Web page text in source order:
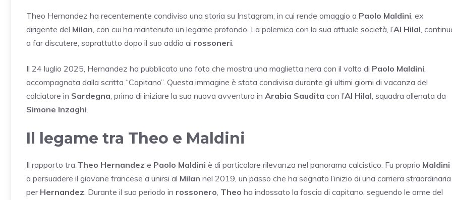
Theo Hernandez ha recentemente condiviso una storia su Instagram, in cui rende omaggio a Paolo Maldini, ex
dirigente del Milan, con cui ha mantenuto un legame profondo. La polemica con la sua attuale società, l’Al Hilal,
a far discutere, soprattutto dopo il suo addio ai rossoneri.
Il 24 luglio 2025, Hernandez ha pubblicato una foto che mostra una maglietta nera con il volto di Paolo Maldini,
accompagnata dalla scritta “Capitano”. Questa immagine è stata condivisa durante gli ultimi giorni di vacanza del
calciatore in Sardegna, prima di iniziare la sua nuova avventura in Arabia Saudita con l’Al Hilal, squadra allenata da
Simone Inzaghi.
Il legame tra Theo e Maldini
Il rapporto tra Theo Hernandez e Paolo Maldini è di particolare rilevanza nel panorama calcistico. Fu proprio Maldini
a persuadere il giovane francese a unirsi al Milan nel 2019, un passo che ha segnato l’inizio di una carriera straordinaria
per Hernandez. Durante il suo periodo in rossonero, Theo ha indossato la fascia di capitano, seguendo le orme del